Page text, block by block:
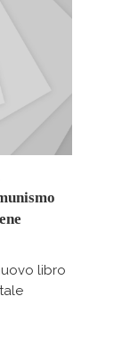
libro